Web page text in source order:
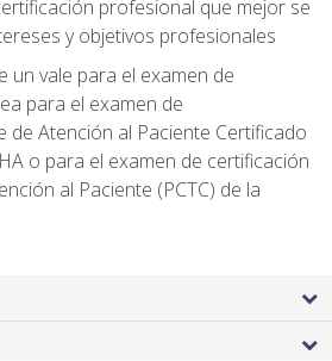
profesional que mejor se
y objetivos profesionales
un vale para el examen de
para el examen de
de Atención al Paciente Certificado
o para el examen de certificación
al Paciente (PCTC) de la